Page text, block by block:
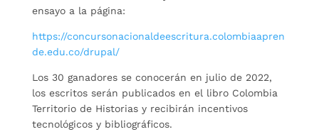
ensayo a la página:
https://concursonacionaldeescritura.colombiaapren
de.edu.co/drupal/
Los 30 ganadores se conocerán en julio de 2022,
los escritos serán publicados en el libro Colombia
Territorio de Historias y recibirán incentivos
tecnológicos y bibliográficos.